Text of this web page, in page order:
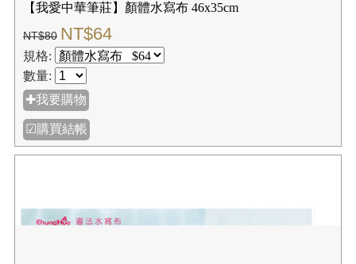
【我愛中華筆莊】顏體水寫布 46x35cm
NT$80 NT$64
規格:
數量:
✚我要購物
☑購買結帳